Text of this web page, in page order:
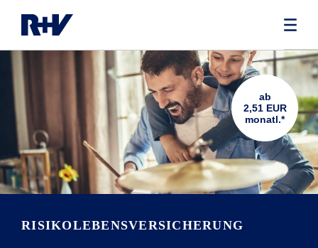
RISIKOLEBENS­VERSICHERUNG
ab
2,51 EUR
monatl.*